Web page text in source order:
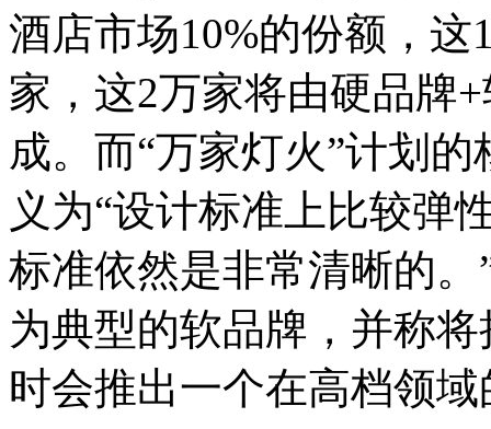
酒店市场10%的份额，
家，这2万家将由硬品牌
成。而“万家灯火”计划
义为“设计标准上比较弹
标准依然是非常清晰的
为典型的软品牌，并称
时会推出一个在高档领